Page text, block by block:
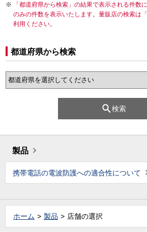
「都道府県から検索」の結果で表示される件数
のみの件数を表示いたします。量販店の検索は
利用ください。
都道府県から検索
検索
製品
携帯電話の電波防護への適合性について
ホーム 製品 店舗の選択